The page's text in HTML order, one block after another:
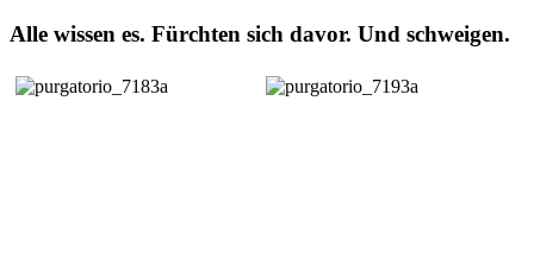
Alle wissen es. Fürchten sich davor. Und schweigen.